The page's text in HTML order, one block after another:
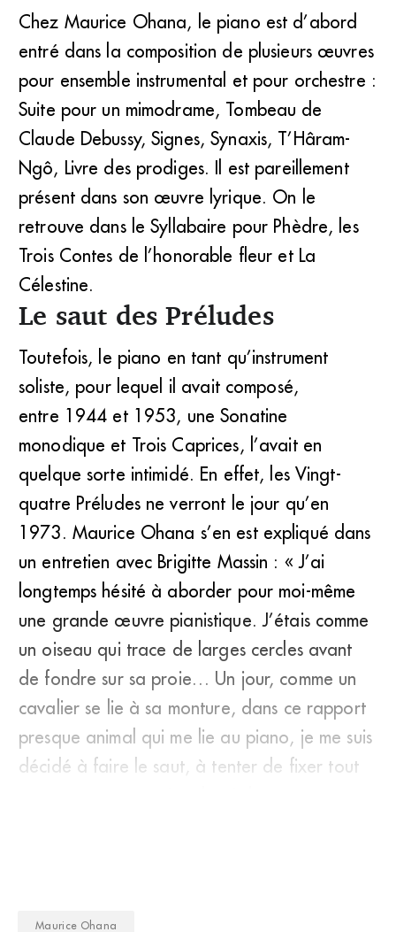
Maurice Ohana (DR)
Chez Maurice Ohana, le piano est d’abord
entré dans la composition de plusieurs œuvres
pour ensemble instrumental et pour orchestre :
Suite pour un mimodrame, Tombeau de
Claude Debussy, Signes, Synaxis, T’Hâram-
Ngô, Livre des prodiges. Il est pareillement
présent dans son œuvre lyrique. On le
retrouve dans le Syllabaire pour Phèdre, les
Trois Contes de l’honorable fleur et La
Célestine.
Le saut des Préludes
Toutefois, le piano en tant qu’instrument
soliste, pour lequel il avait composé,
entre 1944 et 1953, une Sonatine
monodique et Trois Caprices, l’avait en
quelque sorte intimidé. En effet, les Vingt-
quatre Préludes ne verront le jour qu’en
1973. Maurice Ohana s’en est expliqué dans
un entretien avec Brigitte Massin : « J’ai
longtemps hésité à aborder pour moi-même
une grande œuvre pianistique. J’étais comme
un oiseau qui trace de larges cercles avant
de fondre sur sa proie… Un jour, comme un
cavalier se lie à sa monture, dans ce rapport
presque animal qui me lie au piano, je me suis
décidé à faire le saut, à tenter de fixer tout
Maurice Ohana